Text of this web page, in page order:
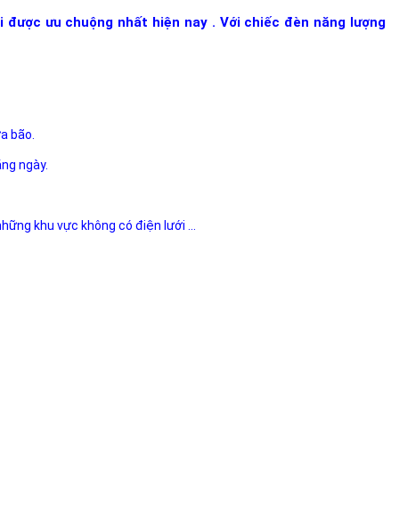
được ưu chuộng nhất hiện nay . Với chiếc đèn năng lượng
bão.
ngày.
khu vực không có điện lưới ...